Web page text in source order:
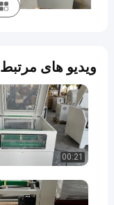
ویدیو های مرتبط
00:21